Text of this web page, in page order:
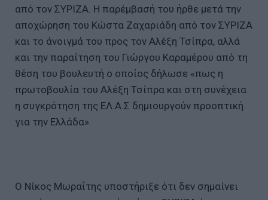
από τον ΣΥΡΙΖΑ. Η παρέμβασή του ήρθε μετά την
αποχώρηση του Κώστα Ζαχαριάδη από τον ΣΥΡΙΖΑ
και το άνοιγμά του προς τον Αλέξη Τσίπρα, αλλά
και την παραίτηση του Γιώργου Καραμέρου από τη
θέση του βουλευτή ο οποίος δήλωσε «πως η
πρωτοβουλία του Αλέξη Τσίπρα και στη συνέχεια
η συγκρότηση της ΕΛ.Α.Σ δημιουργούν προοπτική
για την Ελλάδα».
Ο Νίκος Μωραΐτης υποστήριξε ότι δεν σημαίνει